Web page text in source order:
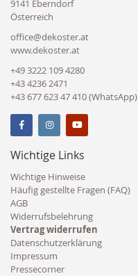
9141 Eberndorf
Österreich
office@dekoster.at
www.dekoster.at
+49 3222 109 4280
+43 4236 2471
+43 677 623 47 410 (WhatsApp)
Wichtige Links
Wichtige Hinweise
Häufig gestellte Fragen (FAQ)
AGB
Widerrufsbelehrung
Vertrag widerrufen
Datenschutzerklärung
Impressum
Pressecorner